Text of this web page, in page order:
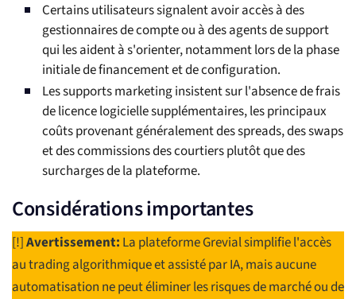
Certains utilisateurs signalent avoir accès à des
gestionnaires de compte ou à des agents de support
qui les aident à s'orienter, notamment lors de la phase
initiale de financement et de configuration.
Les supports marketing insistent sur l'absence de frais
de licence logicielle supplémentaires, les principaux
coûts provenant généralement des spreads, des swaps
et des commissions des courtiers plutôt que des
surcharges de la plateforme.
Considérations importantes
[!]Avertissement: La plateforme Grevial simplifie l'accès
au trading algorithmique et assisté par IA, mais aucune
automatisation ne peut éliminer les risques de marché ou de